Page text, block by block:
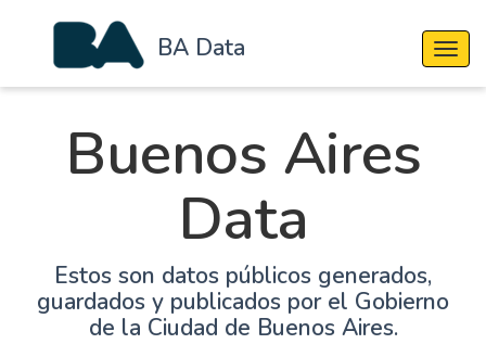
BA Data
Buenos Aires
Data
Estos son datos públicos generados,
guardados y publicados por el Gobierno
de la Ciudad de Buenos Aires.